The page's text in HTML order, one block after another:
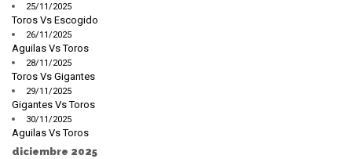
25/11/2025
Toros Vs Escogido
26/11/2025
Aguilas Vs Toros
28/11/2025
Toros Vs Gigantes
29/11/2025
Gigantes Vs Toros
30/11/2025
Aguilas Vs Toros
diciembre 2025